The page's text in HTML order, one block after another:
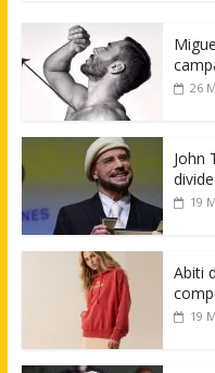
26
John
19
Abiti
19